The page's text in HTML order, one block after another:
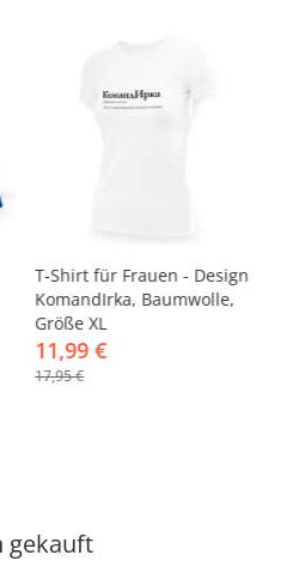
-33%
T-Shirt für Frauen - Design
KomandIrka, Baumwolle,
Größe XL
11,99 €
17,95 €
gekauft